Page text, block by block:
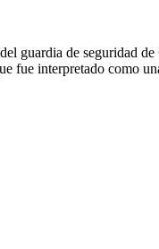
guardia de seguridad de
fue interpretado como